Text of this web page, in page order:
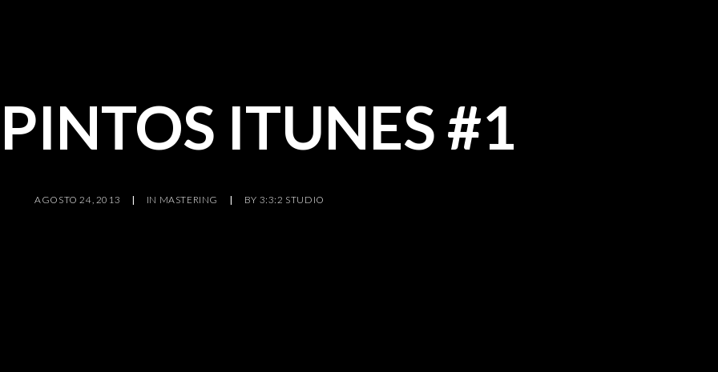
ITUNES #1
AGOSTO 24, 2013 | IN MASTERING | BY 3:3:2 STUDIO